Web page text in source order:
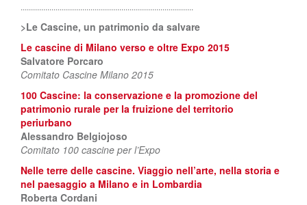
....................................................................................
>Le Cascine, un patrimonio da salvare
Le cascine di Milano verso e oltre Expo 2015
Salvatore Porcaro
Comitato Cascine Milano 2015
100 Cascine: la conservazione e la promozione del
patrimonio rurale per la fruizione del territorio
periurbano
Alessandro Belgiojoso
Comitato 100 cascine per l’Expo
Nelle terre delle cascine. Viaggio nell’arte, nella storia e
nel paesaggio a Milano e in Lombardia
Roberta Cordani